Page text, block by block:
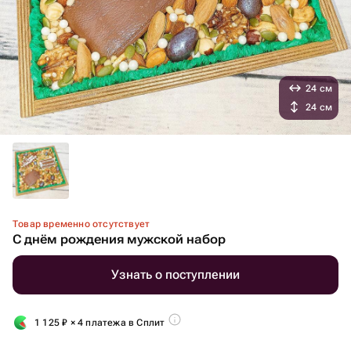
Товар временно отсутствует
С днём рождения мужской набор
Узнать о поступлении
1 125₽ × 4 платежа в Сплит
24 см
24 см